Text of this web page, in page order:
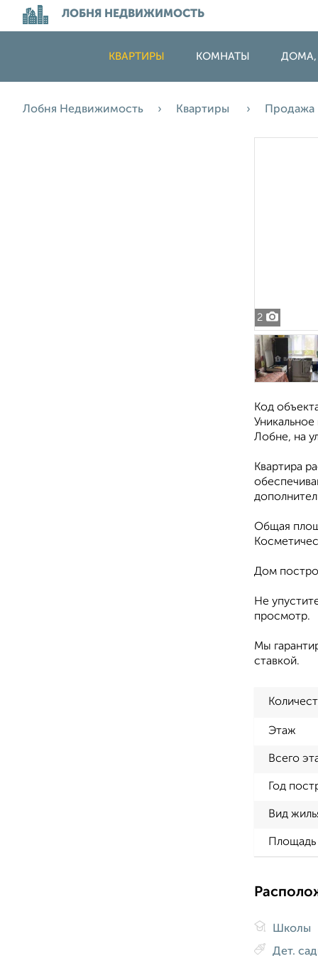
ЛОБНЯ НЕДВИЖИМОСТЬ
КВАРТИРЫ КОМНАТЫ ДОМА,
Лобня Недвижимость Квартиры Продажа
2
Код
Лобне, на
Квартира
Общая
Дом
Не
просмотр.
Мы
ставкой.
Этаж
Всего
Год
Вид
Площадь
Школы
Дет.